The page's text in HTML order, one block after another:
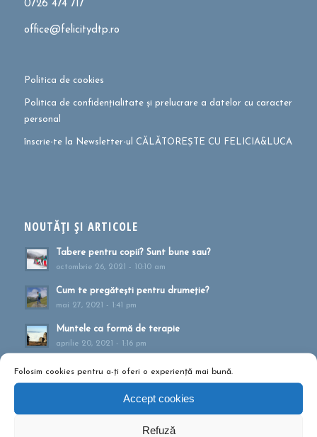
Folosim cookies pentru a-ți oferi o experiență mai bună.
Accept cookies
Refuză
0726 474 717
office@felicitydtp.ro
Politica de cookies
Politica de confidențialitate și prelucrare a datelor cu caracter
personal
înscrie-te la Newsletter-ul CĂLĂTOREȘTE CU FELICIA&LUCA
NOUTĂȚI ȘI ARTICOLE
Tabere pentru copii? Sunt bune sau?
octombrie 26, 2021 - 10:10 am
Cum te pregătești pentru drumeție?
mai 27, 2021 - 1:41 pm
Muntele ca formă de terapie
aprilie 20, 2021 - 1:16 pm
Drumeții montane pentru familii!
februarie 13, 2020 - 5:21 pm
Ce să conțină rucsacul într-o drumeție de o zi?